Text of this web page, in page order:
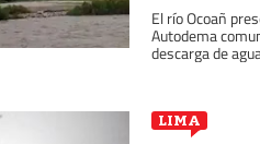
El río Ocoañ
Autodema
descarga de
LIMA